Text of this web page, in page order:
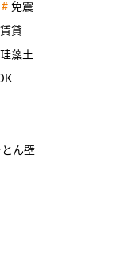
免震
賃貸
珪藻土
とん壁